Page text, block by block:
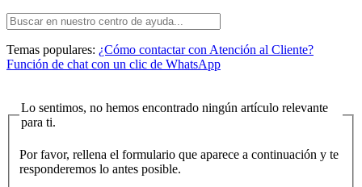
Temas populares: ¿Cómo contactar con Atención al Cliente?
Función de chat con un clic de WhatsApp
Lo sentimos, no hemos encontrado ningún artículo relevante
para ti.
Por favor, rellena el formulario que aparece a continuación y te
responderemos lo antes posible.